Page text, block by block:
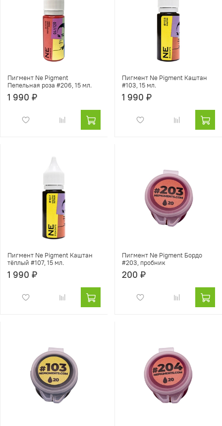
Пигмент Ne Pigment
Пепельная роза #206, 15 мл.
1 990 ₽
Пигмент Ne Pigment Каштан
#103, 15 мл.
1 990 ₽
Пигмент Ne Pigment Каштан
тёплый #107, 15 мл.
1 990 ₽
Пигмент Ne Pigment Бордо
#203, пробник
200 ₽